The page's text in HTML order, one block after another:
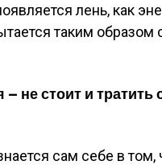
лень, как
таким образом
— не стоит и тратить
сам себе в том,